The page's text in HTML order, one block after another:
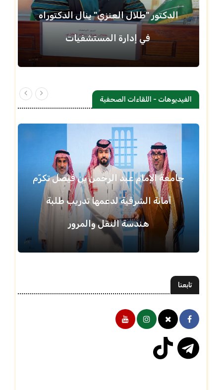
الدكتور "طلال العنزي" ينال الدكتوراه
في إدارة المستشفيات
الفيديوهات - اللقاءات الصحفية
جامعة الإمام عبد الرحمن بن فيصل تكرّم
أمانة الشرقية لدعمها تدريب طلبة
هندسة النقل والمرور
تابعنا